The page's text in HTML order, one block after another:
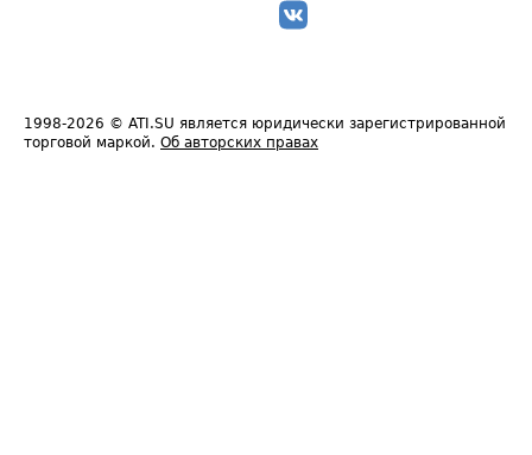
1998-2026 © ATI.SU является юридически зарегистрированной
торговой маркой. Об авторских правах